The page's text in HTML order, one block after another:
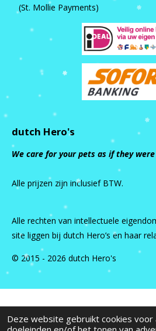
Deze website gebruikt cookies voor
(St. Mollie Payments)
dutch Hero's
We care for your pets as if they
Alle prijzen zijn inclusief BTW.
Alle rechten van intellectuele
site liggen bij dutch Hero’s en haar
© 2015 - 2026 dutch Hero's